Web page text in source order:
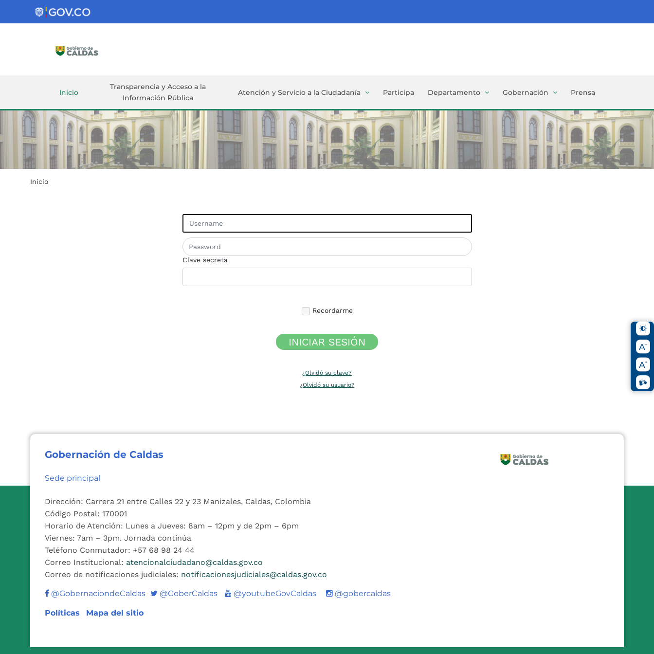
Gobernación
Inicio
Transparencia y Acceso a la
Información Pública
Atención y Servicio a la Ciudadanía Participa Departamento Gobernación Prensa
Inicio
Clave secreta
Recordarme
INICIAR SESIÓN
¿Olvidó su clave?
¿Olvidó su usuario?
Gobernación de Caldas
Sede principal
Dirección: Carrera 21 entre Calles 22 y 23 Manizales, Caldas, Colombia
Código Postal: 170001
Horario de Atención: Lunes a Jueves: 8am – 12pm y de 2pm – 6pm
Viernes: 7am – 3pm. Jornada continúa
Teléfono Conmutador: +57 68 98 24 44
Correo Institucional: atencionalciudadano@caldas.gov.co
Correo de notificaciones judiciales: notificacionesjudiciales@caldas.gov.co
@GobernaciondeCaldas Twitter
@GoberCaldas Youtube
@youtubeGovCaldas @gobercaldas
Políticas Mapa del sitio